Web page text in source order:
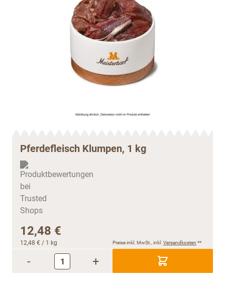
Pferdefleisch Klumpen, 1 kg
12,48 €
12,48 € / 1 kg Preise inkl. MwSt., inkl. Versandkosten **
- +